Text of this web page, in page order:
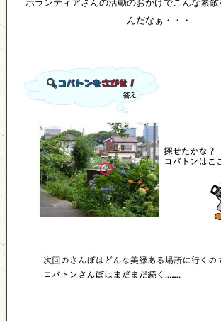
ボランティアさんの活動のおかげでこんな素
んだなぁ・・・